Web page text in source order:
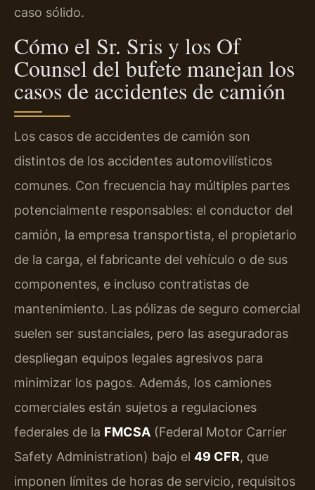
caso sólido.
Cómo el Sr. Sris y los Of
Counsel del bufete manejan los
casos de accidentes de camión
Los casos de accidentes de camión son
distintos de los accidentes automovilísticos
comunes. Con frecuencia hay múltiples partes
potencialmente responsables: el conductor del
camión, la empresa transportista, el propietario
de la carga, el fabricante del vehículo o de sus
componentes, e incluso contratistas de
mantenimiento. Las pólizas de seguro comercial
suelen ser sustanciales, pero las aseguradoras
despliegan equipos legales agresivos para
minimizar los pagos. Además, los camiones
comerciales están sujetos a regulaciones
federales de la FMCSA (Federal Motor Carrier
Safety Administration) bajo el 49 CFR, que
imponen límites de horas de servicio, requisitos